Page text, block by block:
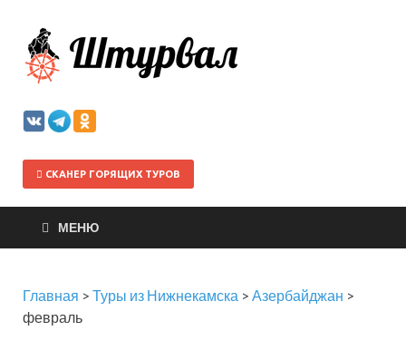
СКАНЕР ГОРЯЩИХ ТУРОВ
МЕНЮ
Главная > Туры из Нижнекамска > Азербайджан >
февраль